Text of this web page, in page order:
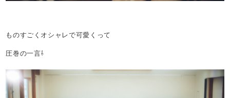
ものすごくオシャレで可愛くって
圧巻の一言⇩